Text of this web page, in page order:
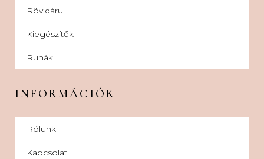
Rövidáru
Kiegészítők
Ruhák
INFORMÁCIÓK
Rólunk
Kapcsolat